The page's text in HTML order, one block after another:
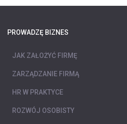
PROWADZĘ BIZNES
JAK ZAŁOŻYĆ FIRMĘ
ZARZĄDZANIE FIRMĄ
HR W PRAKTYCE
ROZWÓJ OSOBISTY